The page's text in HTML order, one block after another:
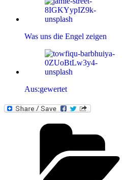
Was uns die Engel zeigen
Aus:gewertet